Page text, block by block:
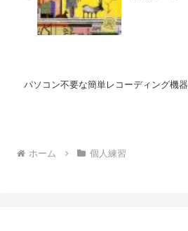
パソコン不要な簡単レコーディング機器
ホーム 個人練習